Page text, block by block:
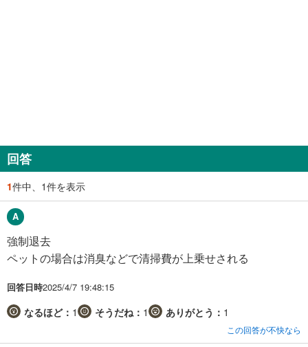
回答
1件中、1件を表示
強制退去
ペットの場合は消臭などで清掃費が上乗せされる
回答日時2025/4/7 19:48:15
なるほど： 1 そうだね： 1 ありがとう： 1
この回答が不快なら